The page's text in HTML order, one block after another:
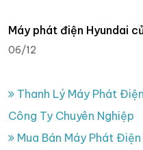
Máy phát điện Hyundai
06/12
Thanh Lý Máy Phát
Công Ty Chuyên Nghiệp
Mua Bán Máy Phát